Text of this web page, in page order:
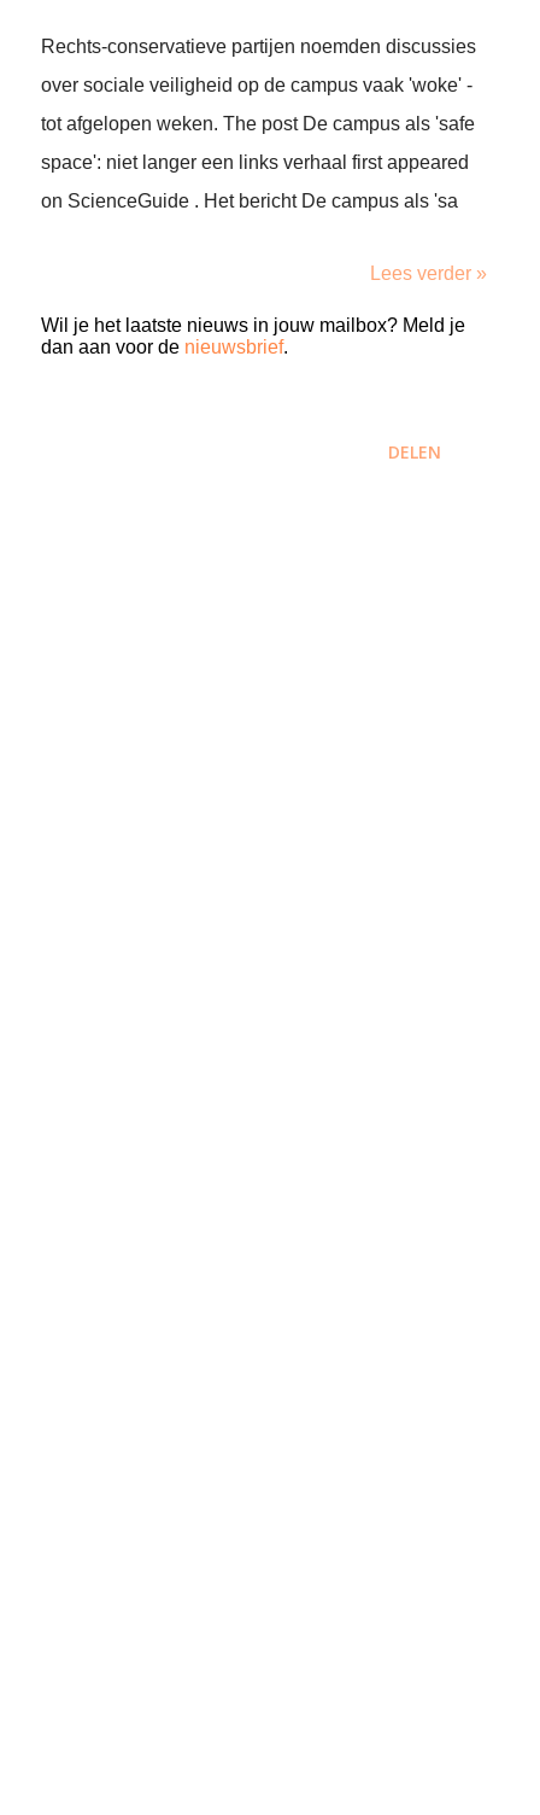
Rechts-conservatieve partijen noemden discussies
over sociale veiligheid op de campus vaak 'woke' -
tot afgelopen weken. The post De campus als 'safe
space': niet langer een links verhaal first appeared
on ScienceGuide . Het bericht De campus als 'sa
Lees verder »
Wil je het laatste nieuws in jouw mailbox? Meld je
dan aan voor de nieuwsbrief.
DELEN